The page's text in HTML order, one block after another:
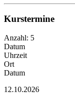
Kurstermine
Anzahl: 5
Datum
Uhrzeit
Ort
Datum
12.10.2026